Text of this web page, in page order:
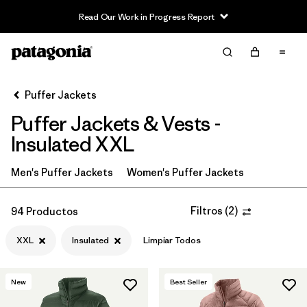
Read Our Work in Progress Report
Filter & Sort Limpiar Todos
Ordenar Por
Filtrar por
Category
Filtrar por
Product Family
Filtrar por
Puffer Jackets
Puffer Jackets & Vests -
Insulated XXL
Men's Puffer Jackets Women's Puffer Jackets
94 Productos Filtros (2)
XXL Insulated Limpiar Todos
New Best Seller